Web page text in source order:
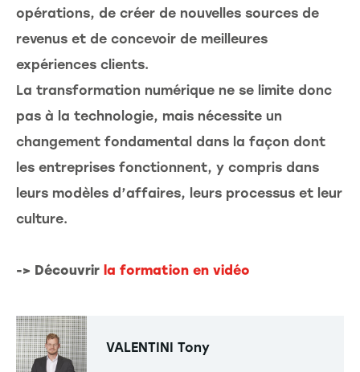
opérations, de créer de nouvelles sources de
revenus et de concevoir de meilleures
expériences clients.
La transformation numérique ne se limite donc
pas à la technologie, mais nécessite un
changement fondamental dans la façon dont
les entreprises fonctionnent, y compris dans
leurs modèles d’affaires, leurs processus et leur
culture.
-> Découvrir la formation en vidéo
VALENTINI Tony